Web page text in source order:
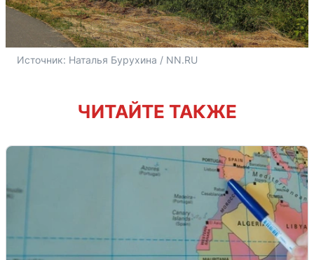
Источник: Наталья Бурухина / NN.RU
ЧИТАЙТЕ ТАКЖЕ